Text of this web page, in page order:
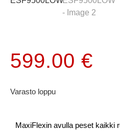
599.00 €
Varasto loppu
MaxiFlexin avulla peset kaikki